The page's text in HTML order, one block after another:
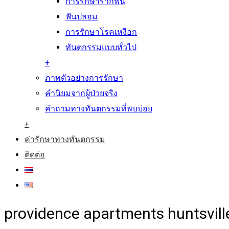
ฟันปลอม
การรักษาโรคเหงือก
ทันตกรรมแบบทั่วไป
+
ภาพตัวอย่างการรักษา
คำนิยมจากผู้ป่วยจริง
คำถามทางทันตกรรมที่พบบ่อย
+
ค่ารักษาทางทันตกรรม
ติดต่อ
providence apartments